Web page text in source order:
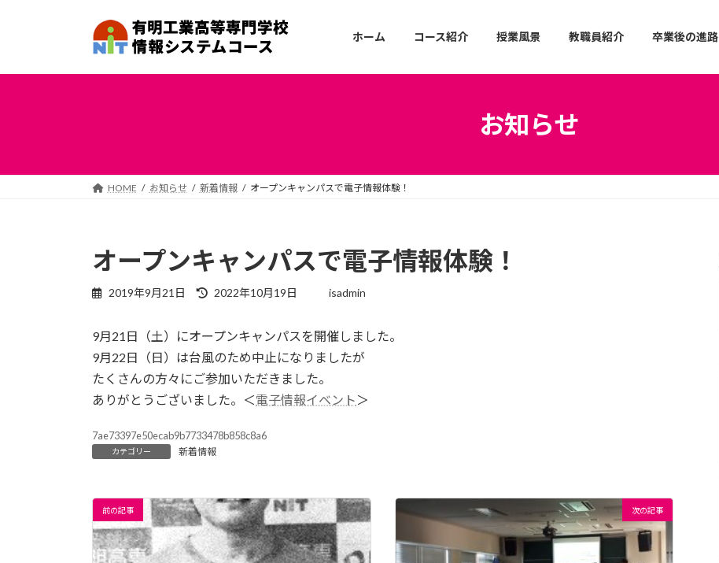
プ
動
ホーム コース紹介 授業風景 教職員紹介 卒業後の進路
お知らせ
HOME お知らせ 新着情報 オープンキャンパスで電子情報体験！
オープンキャンパスで電子情報体験！
2019年9月21日
最
新
日
時
:
2022年10月19日 isadmin
9月21日（土）にオープンキャンパスを開催しました。
9月22日（日）は台風のため中止になりましたが
たくさんの方々にご参加いただきました。
ありがとうございました。＜電子情報イベント ＞
7ae73397e50ecab9b7733478b858c8a6
カテゴリー 新着情報
前の記事 次の記事